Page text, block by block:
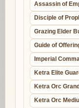
Assassin of
Disciple of
Grazing Elder
Guide of
Imperial
Ketra Elite
Ketra Orc
Ketra Orc